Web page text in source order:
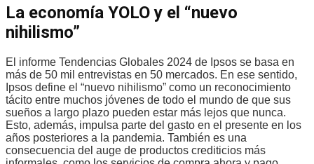
La economía YOLO y el “nuevo
nihilismo”
El informe Tendencias Globales 2024 de Ipsos se basa en
más de 50 mil entrevistas en 50 mercados. En ese sentido,
Ipsos define el “nuevo nihilismo” como un reconocimiento
tácito entre muchos jóvenes de todo el mundo de que sus
sueños a largo plazo pueden estar más lejos que nunca.
Esto, además, impulsa parte del gasto en el presente en los
años posteriores a la pandemia. También es una
consecuencia del auge de productos crediticios más